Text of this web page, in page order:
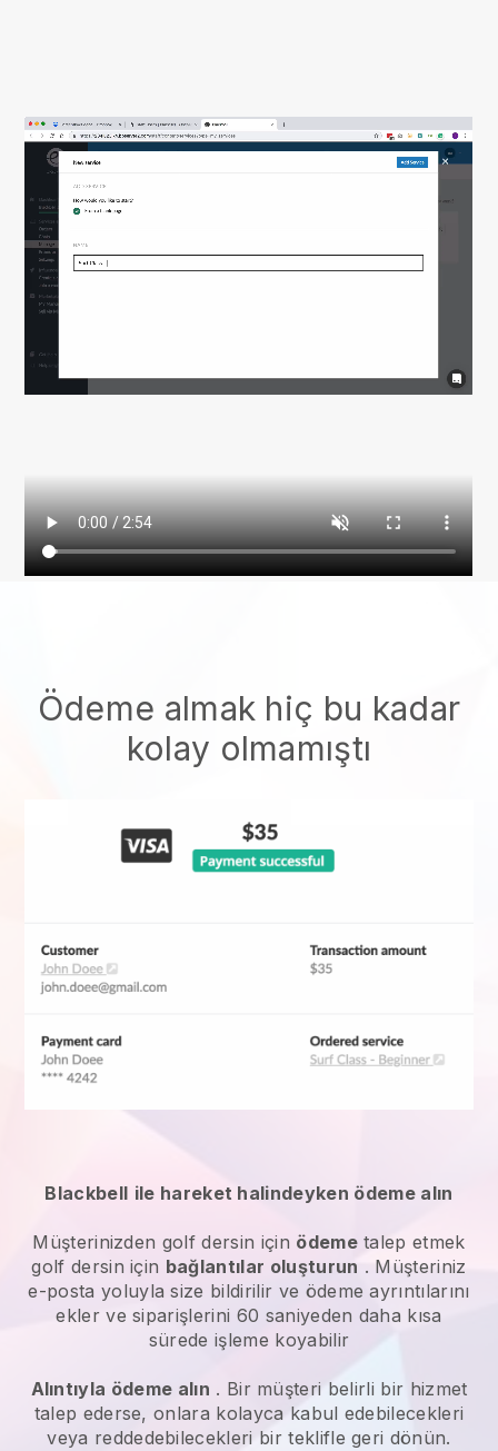
Ödeme almak hiç bu kadar
kolay olmamıştı
Blackbell ile hareket halindeyken ödeme alın
Müşterinizden golf dersin için ödemetalep etmek
golf dersin için bağlantılar oluşturun . Müşteriniz
e-posta yoluyla size bildirilir ve ödeme ayrıntılarını
ekler ve siparişlerini 60 saniyeden daha kısa
sürede işleme koyabilir
Alıntıyla ödeme alın . Bir müşteri belirli bir hizmet
talep ederse, onlara kolayca kabul edebilecekleri
veya reddedebilecekleri bir teklifle geri dönün.